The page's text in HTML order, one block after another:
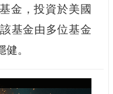
金，投資於美國
基金由多位基金
。